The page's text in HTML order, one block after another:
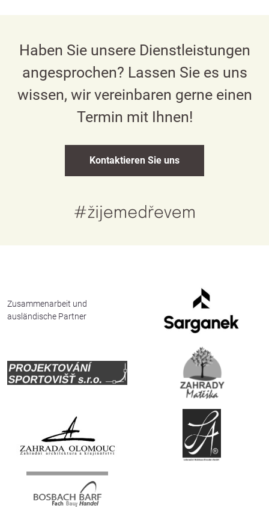
Haben Sie unsere Dienstleistungen
angesprochen? Lassen Sie es uns
wissen, wir vereinbaren gerne einen
Termin mit Ihnen!
Kontaktieren Sie uns
Zusammenarbeit und
ausländische Partner
Česky